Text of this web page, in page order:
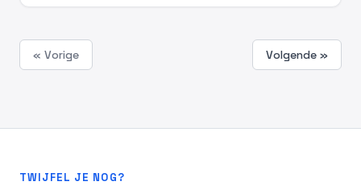
« Vorige Volgende »
TWIJFEL JE NOG?